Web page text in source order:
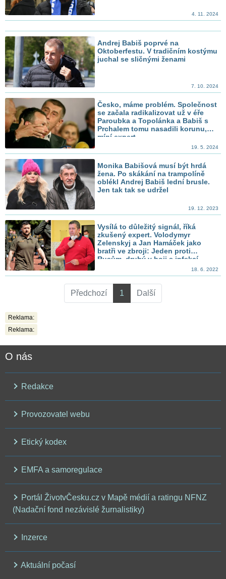
4. 11. 2024
Andrej Babiš poprvé na
Oktoberfestu. V tradičním kostýmu
juchal se sličnými ženami
7. 10. 2024
Česko, máme problém. Společnost
se začala radikalizovat už v éře
Paroubka a Topolánka a Babiš s
Prchalem tomu nasadili korunu,
míní expert
19. 5. 2024
Monika Babišová musí být hrdá
žena. Po skákání na trampolíně
oblékl Andrej Babiš lední brusle.
Jen tak tak se udržel
19. 12. 2023
Vysílá to důležitý signál, říká
zkušený expert. Volodymyr
Zelenskyj a Jan Hamáček jako
bratři ve zbroji: Jeden proti
Rusům, druhý v boji s infekcí
18. 6. 2022
Předchozí 1 Další
Reklama:
Reklama:
O nás
Redakce
Provozovatel webu
Etický kodex
EMFA a samoregulace
Portál ŽivotvČesku.cz v Mapě médií a ratingu NFNZ
(Nadační fond nezávislé žurnalistiky)
Inzerce
Aktuální počasí